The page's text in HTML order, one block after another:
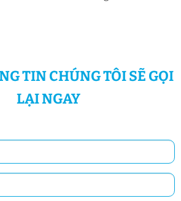
TIN CHÚNG TÔI SẼ GỌI
LẠI NGAY